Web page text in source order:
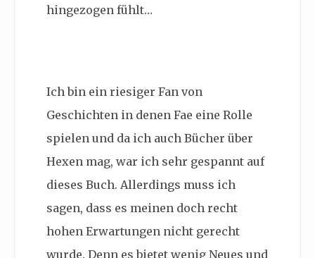
hingezogen fühlt…
Ich bin ein riesiger Fan von
Geschichten in denen Fae eine Rolle
spielen und da ich auch Bücher über
Hexen mag, war ich sehr gespannt auf
dieses Buch. Allerdings muss ich
sagen, dass es meinen doch recht
hohen Erwartungen nicht gerecht
wurde. Denn es bietet wenig Neues und